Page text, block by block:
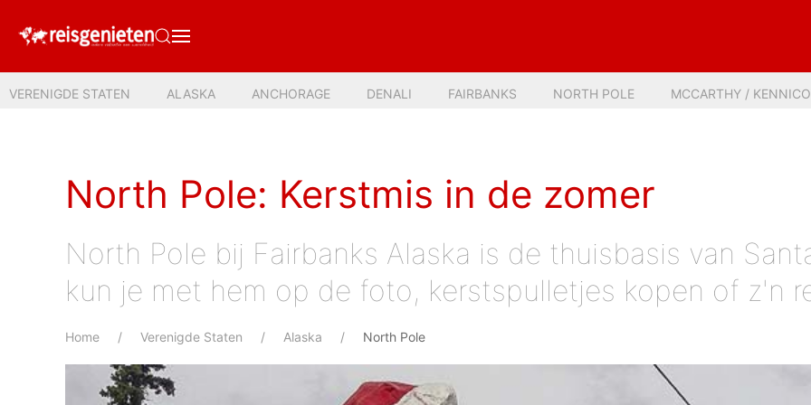
VERENIGDE STATEN ALASKA ANCHORAGE DENALI FAIRBANKS NORTH POLE MCCARTHY /
North Pole: Kerstmis in de zomer
North Pole bij Fairbanks Alaska is de thuisbasis van
kun je met hem op de foto, kerstspulletjes kopen of z'n
Home Verenigde Staten Alaska North Pole